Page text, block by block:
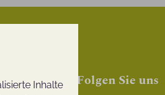
Folgen Sie uns
Inhalte